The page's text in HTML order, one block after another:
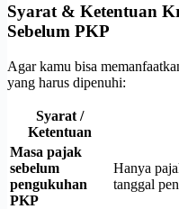
Syarat & Ketentuan
Sebelum PKP
Agar kamu bisa
yang harus dipenuhi:
Syarat /
Ketentuan
Masa pajak
sebelum
pengukuhan
PKP
Hanya
tanggal